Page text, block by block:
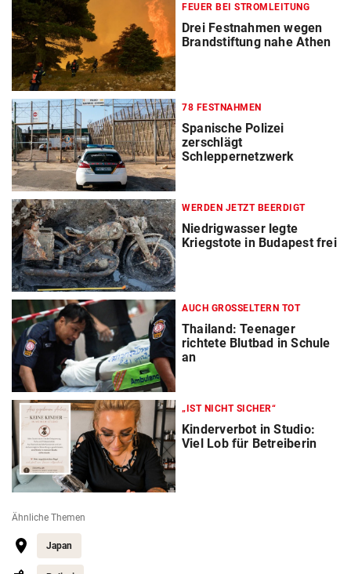
FEUER BEI STROMLEITUNG
Drei Festnahmen wegen
Brandstiftung nahe Athen
78 FESTNAHMEN
Spanische Polizei
zerschlägt
Schleppernetzwerk
WERDEN JETZT BEERDIGT
Niedrigwasser legte
Kriegstote in Budapest frei
AUCH GROSSELTERN TOT
Thailand: Teenager
richtete Blutbad in Schule
an
„IST NICHT SICHER“
Kinderverbot in Studio:
Viel Lob für Betreiberin
Ähnliche Themen
Japan